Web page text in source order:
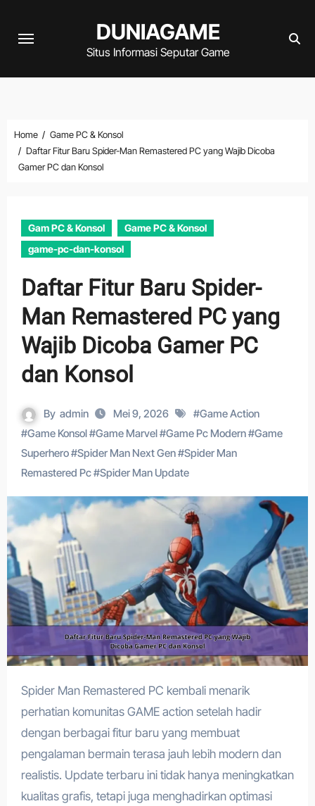
DUNIAGAME
Situs Informasi Seputar Game
Home
Game PC & Konsol
Daftar Fitur Baru Spider-Man Remastered PC yang Wajib Dicoba
Gamer PC dan Konsol
Gam PC & Konsol
Game PC & Konsol
game-pc-dan-konsol
Daftar Fitur Baru Spider-
Man Remastered PC yang
Wajib Dicoba Gamer PC
dan Konsol
By admin Mei 9, 2026 #Game Action
#Game Konsol#Game Marvel#Game Pc Modern#Game
Superhero#Spider Man Next Gen#Spider Man
Remastered Pc#Spider Man Update
Spider Man Remastered PC kembali menarik
perhatian komunitas GAME action setelah hadir
dengan berbagai fitur baru yang membuat
pengalaman bermain terasa jauh lebih modern dan
realistis. Update terbaru ini tidak hanya meningkatkan
kualitas grafis, tetapi juga menghadirkan optimasi